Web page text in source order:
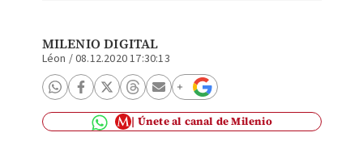
MILENIO DIGITAL
Léon /08.12.2020 17:30:13
Únete al canal de Milenio